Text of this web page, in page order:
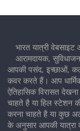
भारत यात्री
आरामदायक,
आपकी पसंद, इच्छाओं,
कवर करते हैं। आप
ऐतिहासिक विरासत
चाहते है या हिल स्टेशन
करना चाहते है या कुछ
के अनुसार आपकी यात्रा